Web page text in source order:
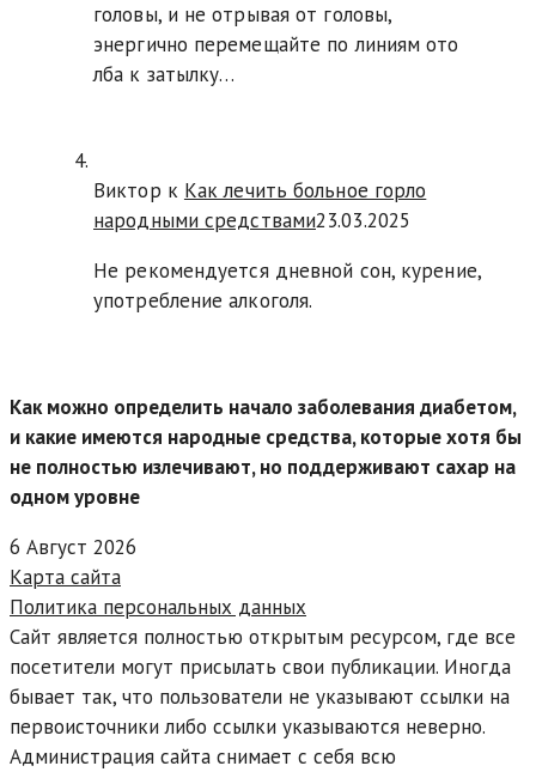
головы, и не отрывая от головы,
энергично перемещайте по линиям ото
лба к затылку…
Виктор к Как лечить больное горло
народными средствами23.03.2025
Не рекомендуется дневной сон, курение,
употребление алкоголя.
Как можно определить начало заболевания диабетом,
и какие имеются народные средства, которые хотя бы
не полностью излечивают, но поддерживают сахар на
одном уровне
6 Август 2026
Карта сайта
Политика персональных данных
Сайт является полностью открытым ресурсом, где все
посетители могут присылать свои публикации. Иногда
бывает так, что пользователи не указывают ссылки на
первоисточники либо ссылки указываются неверно.
Администрация сайта снимает с себя всю